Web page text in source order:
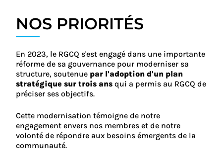
NOS PRIORITÉS
En 2023, le RGCQ s'est engagé dans une importante
réforme de sa gouvernance pour moderniser sa
structure, soutenue par l'adoption d'un plan
stratégique sur trois ans qui a permis au RGCQ de
préciser ses objectifs.
Cette modernisation témoigne de notre
engagement envers nos membres et de notre
volonté de répondre aux besoins émergents de la
communauté.